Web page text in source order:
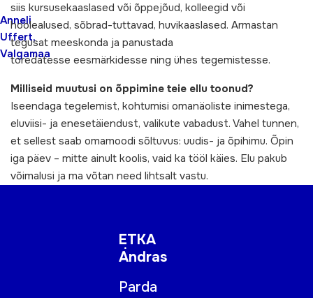
Anneli
Uffert,
Valgamaa
siis kursusekaaslased või õppejõud, kolleegid või
hoolealused, sõbrad-tuttavad, huvikaaslased. Armastan
tegusat meeskonda ja panustada
toredatesse eesmärkidesse ning ühes tegemistesse.
Milliseid muutusi on õppimine teie ellu toonud?
Iseendaga tegelemist, kohtumisi omanäoliste inimestega,
eluviisi- ja enesetäiendust, valikute vabadust. Vahel tunnen,
et sellest saab omamoodi sõltuvus: uudis- ja õpihimu. Õpin
iga päev – mitte ainult koolis, vaid ka tööl käies. Elu pakub
võimalusi ja ma võtan need lihtsalt vastu.
ETKA
Andras
Parda